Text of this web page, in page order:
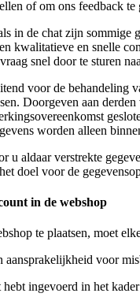
of om ons feedback
in de chat zijn sommige
kwalitatieve en snelle
snel door te sturen
voor de behandeling
Doorgeven aan
worden alleen
u aldaar verstrekte
doel voor de
in de webshop
te plaatsen, moet
aansprakelijkheid voor
ingevoerd in het